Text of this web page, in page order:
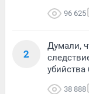
96 625
2
Думали,
38 888